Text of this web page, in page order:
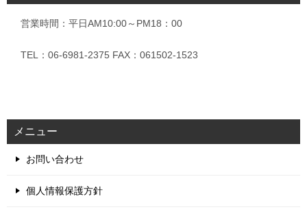
営業時間：平日AM10:00～PM18：00
TEL：06-6981-2375 FAX：061502-1523
メニュー
お問い合わせ
個人情報保護方針